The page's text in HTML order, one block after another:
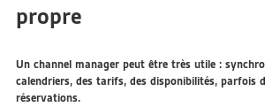
propre
Un channel manager peut être très utile :
calendriers, des tarifs, des disponibilités, parfois
réservations.